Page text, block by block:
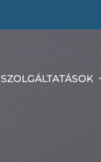
SZOLGÁLTATÁSOK